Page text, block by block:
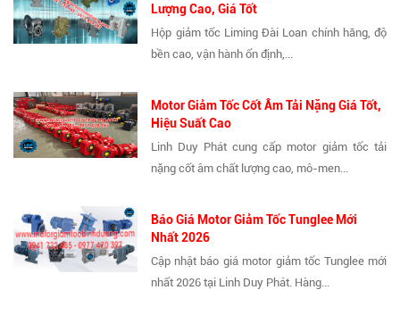
Lượng Cao, Giá Tốt
Hộp giảm tốc Liming Đài Loan chính hãng, độ
bền cao, vận hành ổn định,...
Motor Giảm Tốc Cốt Âm Tải Nặng Giá Tốt,
Hiệu Suất Cao
Linh Duy Phát cung cấp motor giảm tốc tải
nặng cốt âm chất lượng cao, mô-men...
Báo Giá Motor Giảm Tốc Tunglee Mới
Nhất 2026
Cập nhật báo giá motor giảm tốc Tunglee mới
nhất 2026 tại Linh Duy Phát. Hàng...